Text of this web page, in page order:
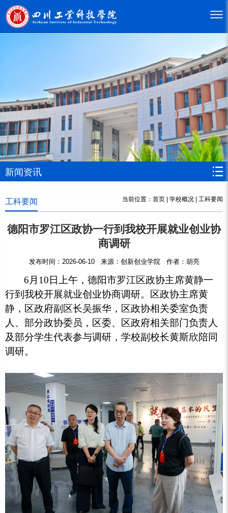
新闻资讯
工科要闻 当前位置： 首页 | 学校概况 | 工科要闻
德阳市罗江区政协一行到我校开展就业创业协
商调研
发布时间：2026-06-10 来源：创新创业学院 作者：胡亮
6月10日上午，德阳市罗江区政协主席黄静一
行到我校开展就业创业协商调研。区政协主席黄
静，区政府副区长吴振华，区政协相关委室负责
人、部分政协委员，区委、区政府相关部门负责人
及部分学生代表参与调研，学校副校长黄斯欣陪同
调研。